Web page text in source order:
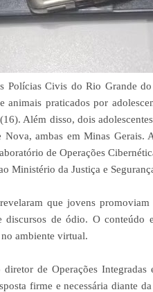
Polícias Civis do Rio Grande
animais praticados por
Além disso, dois
Nova, ambas em Minas Gerais.
de Operações
Ministério da Justiça e
que jovens
discursos de ódio. O conteúdo
ambiente virtual.
de Operações
firme e necessária diante